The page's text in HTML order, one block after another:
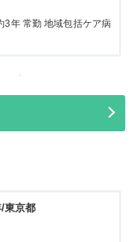
3年 常勤 地域包括ケア病
東京都